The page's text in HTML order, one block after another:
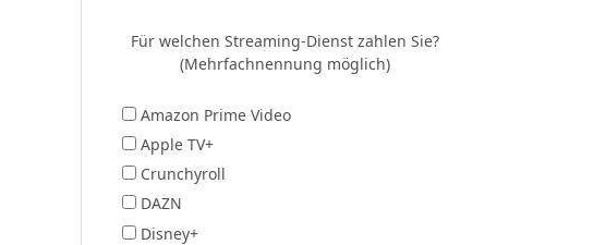
Für welchen Streaming-Dienst zahlen Sie?
(Mehrfachnennung möglich)
Amazon Prime Video
Apple TV+
Crunchyroll
DAZN
Disney+